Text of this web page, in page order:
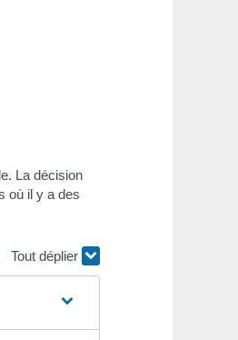
La décision
où il y a des
Tout déplier